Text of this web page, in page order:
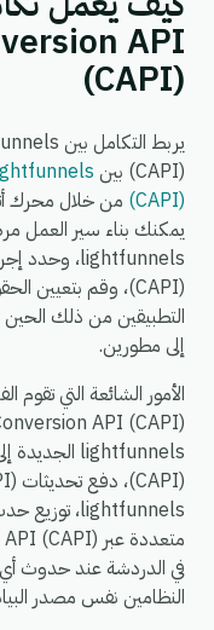
API
(CAPI)
(CAPI) بين
(CAPI)
يمكنك بناء سير العمل
التطبيقين من ذلك
إلى مطورين.
في الدردشة عند حدوث أي
النظامين نفس مصدر